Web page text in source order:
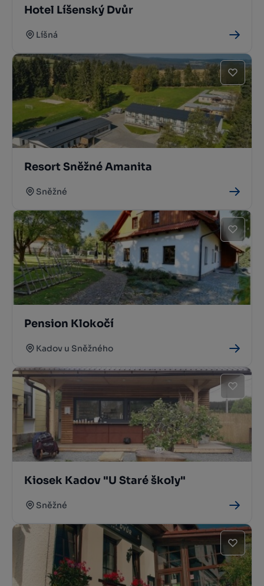
Hotel Líšenský Dvůr
Líšná
Resort Sněžné Amanita
Sněžné
Pension Klokočí
Kadov u Sněžného
Kiosek Kadov "U Staré školy"
Sněžné